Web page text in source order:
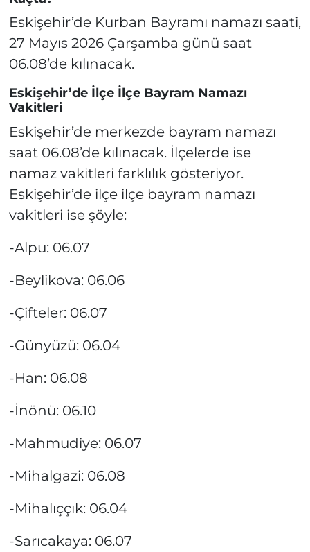
Eskişehir’de Kurban Bayramı namazı saati,
27 Mayıs 2026 Çarşamba günü saat
06.08’de kılınacak.
Eskişehir’de İlçe İlçe Bayram Namazı
Vakitleri
Eskişehir’de merkezde bayram namazı
saat 06.08’de kılınacak. İlçelerde ise
namaz vakitleri farklılık gösteriyor.
Eskişehir’de ilçe ilçe bayram namazı
vakitleri ise şöyle:
-Alpu: 06.07
-Beylikova: 06.06
-Çifteler: 06.07
-Günyüzü: 06.04
-Han: 06.08
-İnönü: 06.10
-Mahmudiye: 06.07
-Mihalgazi: 06.08
-Mihalıççık: 06.04
-Sarıcakaya: 06.07